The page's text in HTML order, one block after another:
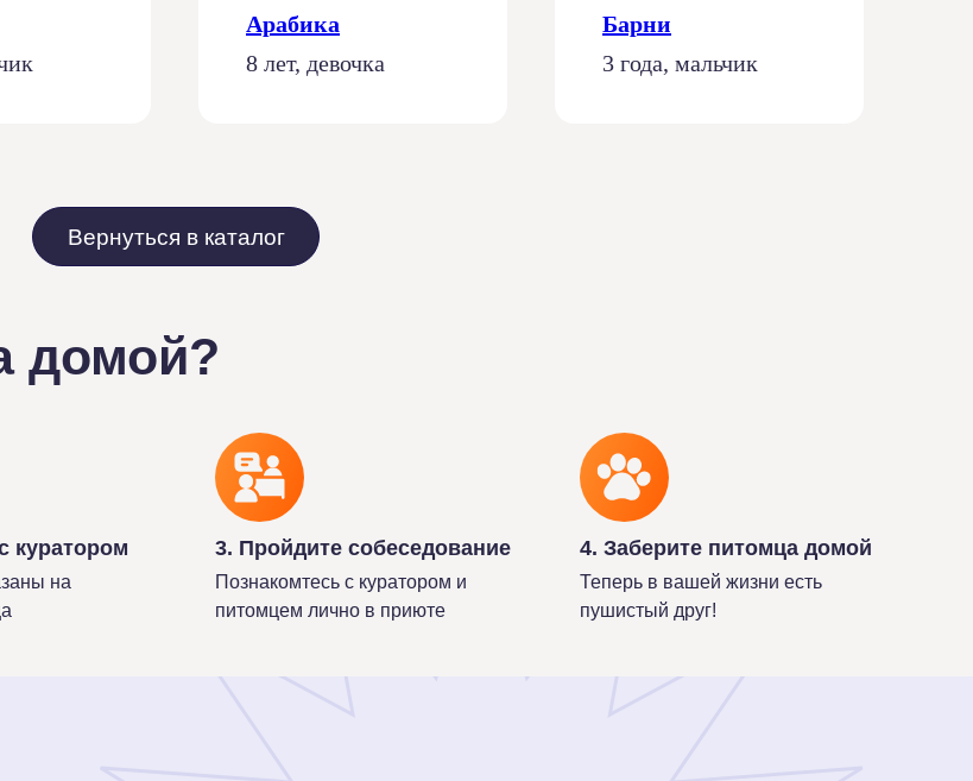
Арабика
8 лет, девочка
Барни
3 года, мальчик
Вернуться в каталог
домой?
куратором
на
3. Пройдите собеседование
Познакомтесь с куратором и
питомцем лично в приюте
4. Заберите питомца домой
Теперь в вашей жизни есть
пушистый друг!